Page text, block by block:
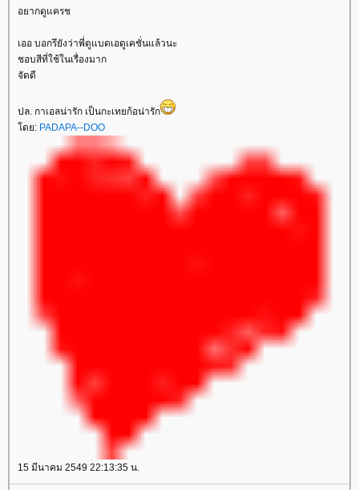
อยากดูแครช
เออ บอกรึยังว่าพี่ดูแบดเอดูเคชั่นแล้วนะ
ชอบสีที่ใช้ในเรื่องมาก
จัดดี
ปล. กาเอลน่ารัก เป็นกะเทยก้อน่ารัก
ดย: PADAPA--DOO
15 มีนาคม 2549 22:13:35 น.